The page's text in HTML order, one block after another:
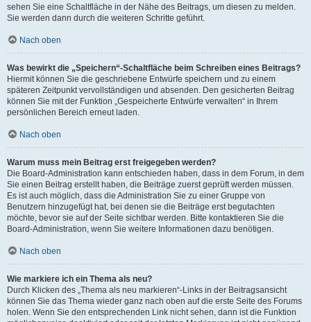
sehen Sie eine Schaltfläche in der Nähe des Beitrags, um diesen zu melden.
Sie werden dann durch die weiteren Schritte geführt.
Nach oben
Was bewirkt die „Speichern“-Schaltfläche beim Schreiben eines Beitrags?
Hiermit können Sie die geschriebene Entwürfe speichern und zu einem
späteren Zeitpunkt vervollständigen und absenden. Den gesicherten Beitrag
können Sie mit der Funktion „Gespeicherte Entwürfe verwalten“ in Ihrem
persönlichen Bereich erneut laden.
Nach oben
Warum muss mein Beitrag erst freigegeben werden?
Die Board-Administration kann entschieden haben, dass in dem Forum, in dem
Sie einen Beitrag erstellt haben, die Beiträge zuerst geprüft werden müssen.
Es ist auch möglich, dass die Administration Sie zu einer Gruppe von
Benutzern hinzugefügt hat, bei denen sie die Beiträge erst begutachten
möchte, bevor sie auf der Seite sichtbar werden. Bitte kontaktieren Sie die
Board-Administration, wenn Sie weitere Informationen dazu benötigen.
Nach oben
Wie markiere ich ein Thema als neu?
Durch Klicken des „Thema als neu markieren“-Links in der Beitragsansicht
können Sie das Thema wieder ganz nach oben auf die erste Seite des Forums
holen. Wenn Sie den entsprechenden Link nicht sehen, dann ist die Funktion